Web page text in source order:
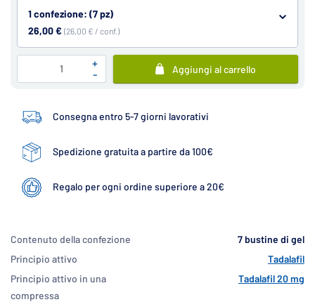
1 confezione: (7 pz)
26,00 € (26,00 € / conf.)
+
-
Aggiungi al carrello
Consegna entro 5-7 giorni lavorativi
Spedizione gratuita a partire da 100€
Regalo per ogni ordine superiore a 20€
Contenuto della confezione
7 bustine di gel
Principio attivo
Tadalafil
Principio attivo in una
compressa
Tadalafil 20 mg